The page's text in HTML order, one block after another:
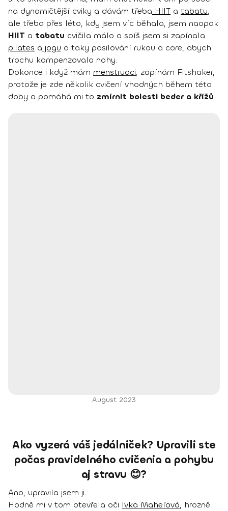
na dynamičtější cviky a dávám třeba HIIT a tabatu,
ale třeba přes léto, kdy jsem víc běhala, jsem naopak
HIIT a tabatu cvičila málo a spíš jsem si zapínala
pilates a jogu a taky posilování rukou a core, abych
trochu kompenzovala nohy.
Dokonce i když mám menstruaci, zapínám Fitshaker,
protože je zde několik cvičení vhodných během této
doby a pomáhá mi to zmírnit bolesti beder a křížů.
August 2023
Ako vyzerá váš jedálniček? Upravili ste
počas pravidelného cvičenia a pohybu
aj stravu 😊?
Ano, upravila jsem ji.
Hodně mi v tom otevřela oči Ivka Maheľová, hrozně